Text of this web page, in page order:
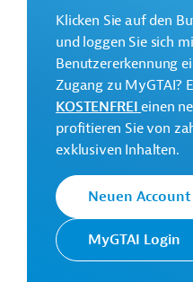
Regularien und
Geschäftsanbahnung.
Gesamtkosten:
400 Millionen US-Dollar
Geberbeitrag:
200 Millionen US-Dollar
Klicken Sie auf den
und loggen Sie sich
Benutzererkennung
Zugang zu MyGTAI?
KOSTENFREIeinen
profitieren Sie von
exklusiven Inhalten.
Neuen
MyGTAI Login